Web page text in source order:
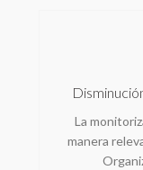
La
manera